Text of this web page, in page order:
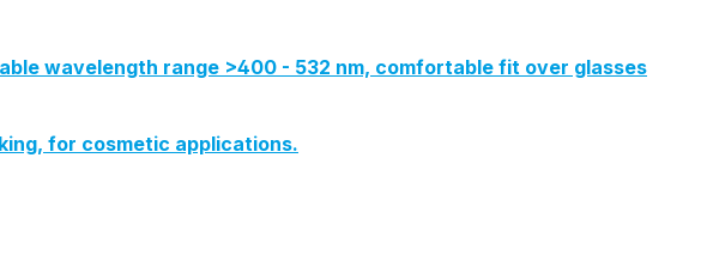
wavelength range >400 - 532 nm, comfortable fit over glasses
for cosmetic applications.